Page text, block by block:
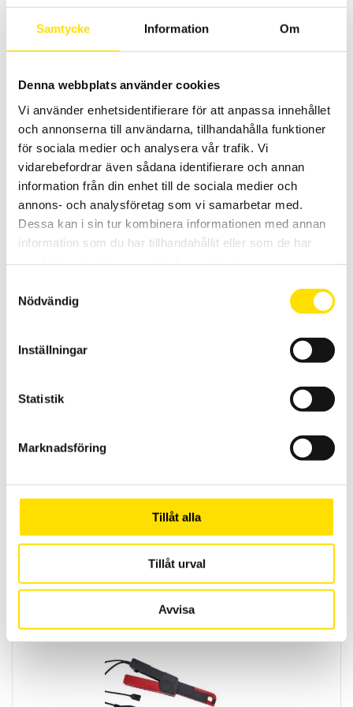
Samtycke Information Om
Denna webbplats använder cookies
Vi använder enhetsidentifierare för att anpassa innehållet
och annonserna till användarna, tillhandahålla funktioner
för sociala medier och analysera vår trafik. Vi
vidarebefordrar även sådana identifierare och annan
information från din enhet till de sociala medier och
annons- och analysföretag som vi samarbetar med.
Dessa kan i sin tur kombinera informationen med annan
information som du har tillhandahållit eller som de har
Nödvändig
Inställningar
Statistik
Marknadsföring
Tillåt alla
Tillåt urval
Avvisa
2,080.00KR–2,585.00KRPRISINTERVALL:
TILL
LÄS MER
Relaterade produkter
CA6116N & CA6117 Installationstestare
Installationstestare med svenska menyer och svensk mjukvara för
adapter CA6652. Dokumentation enligt SS 436 40 00 utgåva 3.
Reläer från AMRA och AMRA-MTI
till fast- och rullande järnvägsmaterial samt för
LÄS MER